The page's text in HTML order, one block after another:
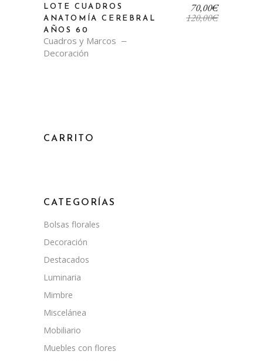
LOTE CUADROS
ANATOMÍA CEREBRAL
AÑOS 60
Cuadros y Marcos
Decoración
120,00€
El
precio
70,00€El
precio
CARRITO
CATEGORÍAS
Bolsas florales
Decoración
Destacados
Luminaria
Mimbre
Miscelánea
Mobiliario
Muebles con flores